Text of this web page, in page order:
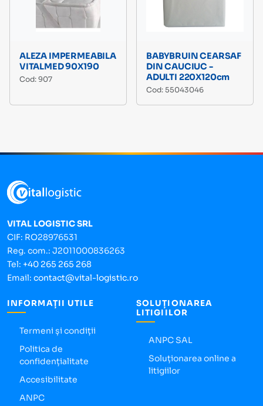
ALEZA IMPERMEABILA
VITALMED 90X190
Cod: 907
BABYBRUIN CEARSAF
DIN CAUCIUC -
ADULTI 220X120cm
Cod: 55043046
VITAL LOGISTIC SRL
CIF: RO28976531
Reg. com.: J2011000836263
Tel: +40 265 265 268
Email: contact@vital-logistic.ro
INFORMAȚII UTILE
Termeni și condiții
Politica de
confidențialitate
Accesibilitate
ANPC
SOLUȚIONAREA
LITIGIILOR
ANPC SAL
Soluționarea online a
litigiilor